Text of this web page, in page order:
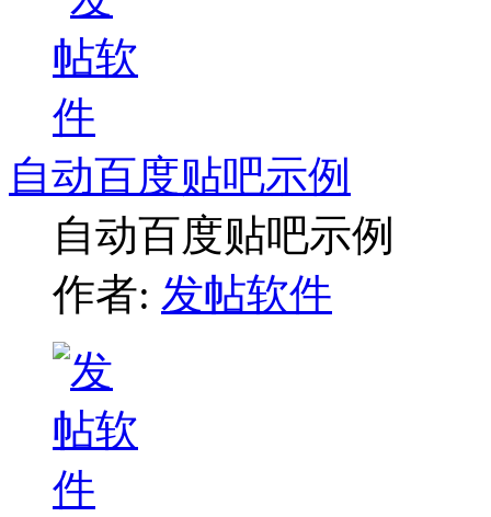
自动百度贴吧示例
自动百度贴吧示例
作者: 发帖软件